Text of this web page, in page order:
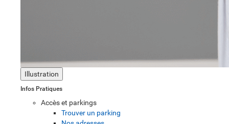
Illustration
Infos Pratiques
Accès et parkings
Trouver un parking